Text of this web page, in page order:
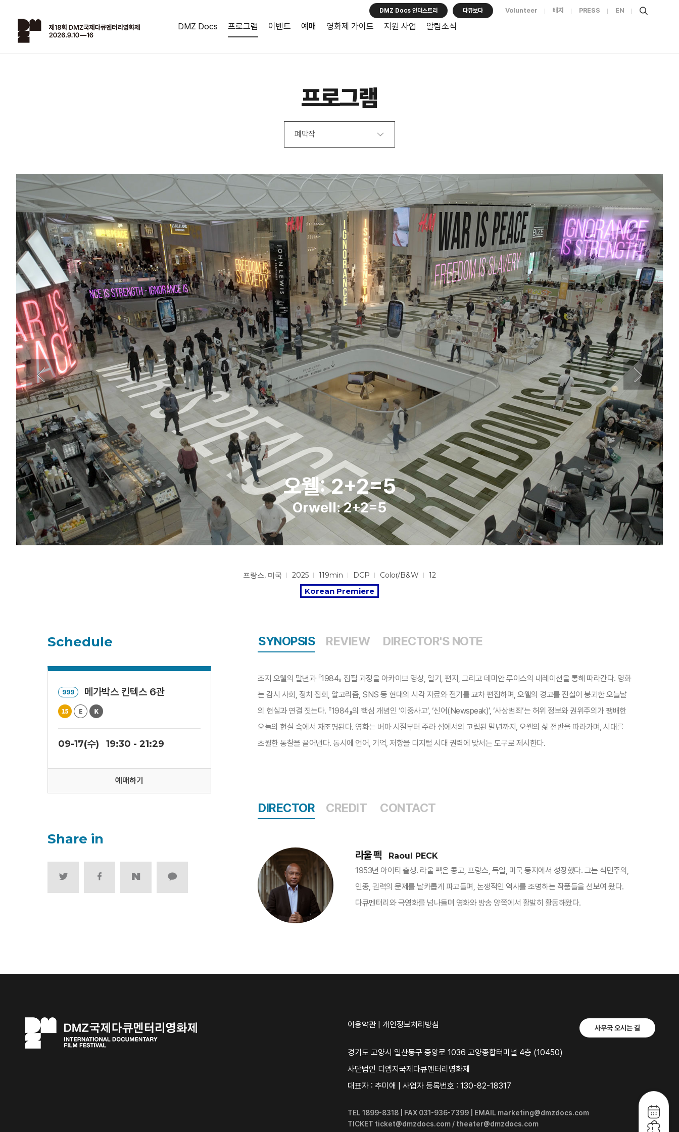
DMZ Docs 프로그램 이벤트 예매 영화제 가이드 지원 사업 알림소식
DMZ Docs 인더스트리 다큐보다 Volunteer 배지 PRESS EN
프로그램
폐막작
오웰: 2+2=5
Orwell: 2+2=5
프랑스, 미국 2025 119min DCP Color/B&W 12
Korean Premiere
SYNOPSIS REVIEW DIRECTOR'S NOTE
조지 오웰의 말년과 『1984』 집필 과정을 아카이브 영상, 일기, 편지, 그리고 데미안 루이스의 내레이션을 통해 따라간다. 영화
는 감시 사회, 정치 집회, 알고리즘, SNS 등 현대의 시각 자료와 전기를 교차 편집하며, 오웰의 경고를 진실이 붕괴한 오늘날
의 현실과 연결 짓는다. 『1984』의 핵심 개념인 ‘이중사고’, ‘신어(Newspeak)’, ‘사상범죄’는 허위 정보와 권위주의가 팽배한
오늘의 현실 속에서 재조명된다. 영화는 버마 시절부터 주라 섬에서의 고립된 말년까지, 오웰의 삶 전반을 따라가며, 시대를
초월한 통찰을 끌어낸다. 동시에 언어, 기억, 저항을 디지털 시대 권력에 맞서는 도구로 제시한다.​
DIRECTOR CREDIT CONTACT
라울 펙
Raoul PECK
1953년 아이티 출생. 라울 펙은 콩고, 프랑스, 독일, 미국 등지에서 성장했다. 그는 식민주의,
인종, 권력의 문제를 날카롭게 파고들며, 논쟁적인 역사를 조명하는 작품들을 선보여 왔다.
다큐멘터리와 극영화를 넘나들며 영화와 방송 양쪽에서 활발히 활동해왔다.
Schedule
999 메가박스 킨텍스 6관
09-17(수) 19:30 - 21:29
예매하기
Share in
이용약관 개인정보처리방침
경기도 고양시 일산동구 중앙로 1036 고양종합터미널 4층 (10450)
사단법인 디엠지국제다큐멘터리영화제
대표자 : 추미애 | 사업자 등록번호 : 130-82-18317
사무국 오시는 길
TEL 1899-8318 | FAX 031-936-7399 | EMAIL marketing@dmzdocs.com
TICKET ticket@dmzdocs.com / theater@dmzdocs.com